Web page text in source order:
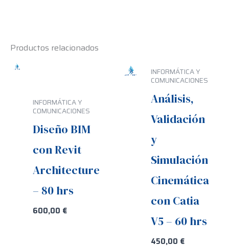
Productos relacionados
INFORMÁTICA Y
COMUNICACIONES
Diseño BIM
con Revit
Architecture
– 80 hrs
600,00 €
INFORMÁTICA Y
COMUNICACIONES
Análisis,
Validación
y
Simulación
Cinemática
con Catia
V5 – 60 hrs
450,00 €